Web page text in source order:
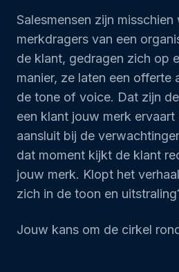
Salesmensen zijn
merkdragers van een
de klant, gedragen zich op
manier, ze laten een offerte
de tone of voice. Dat zijn
een klant jouw merk
aansluit bij de
dat moment kijkt de klant
jouw merk. Klopt het
zich in de toon en
Jouw kans om de cirkel